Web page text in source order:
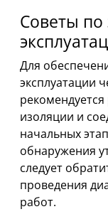
Советы
Для
эксплуатации
изоляции и
начальных
обнаружения
следует
проведения
работ.